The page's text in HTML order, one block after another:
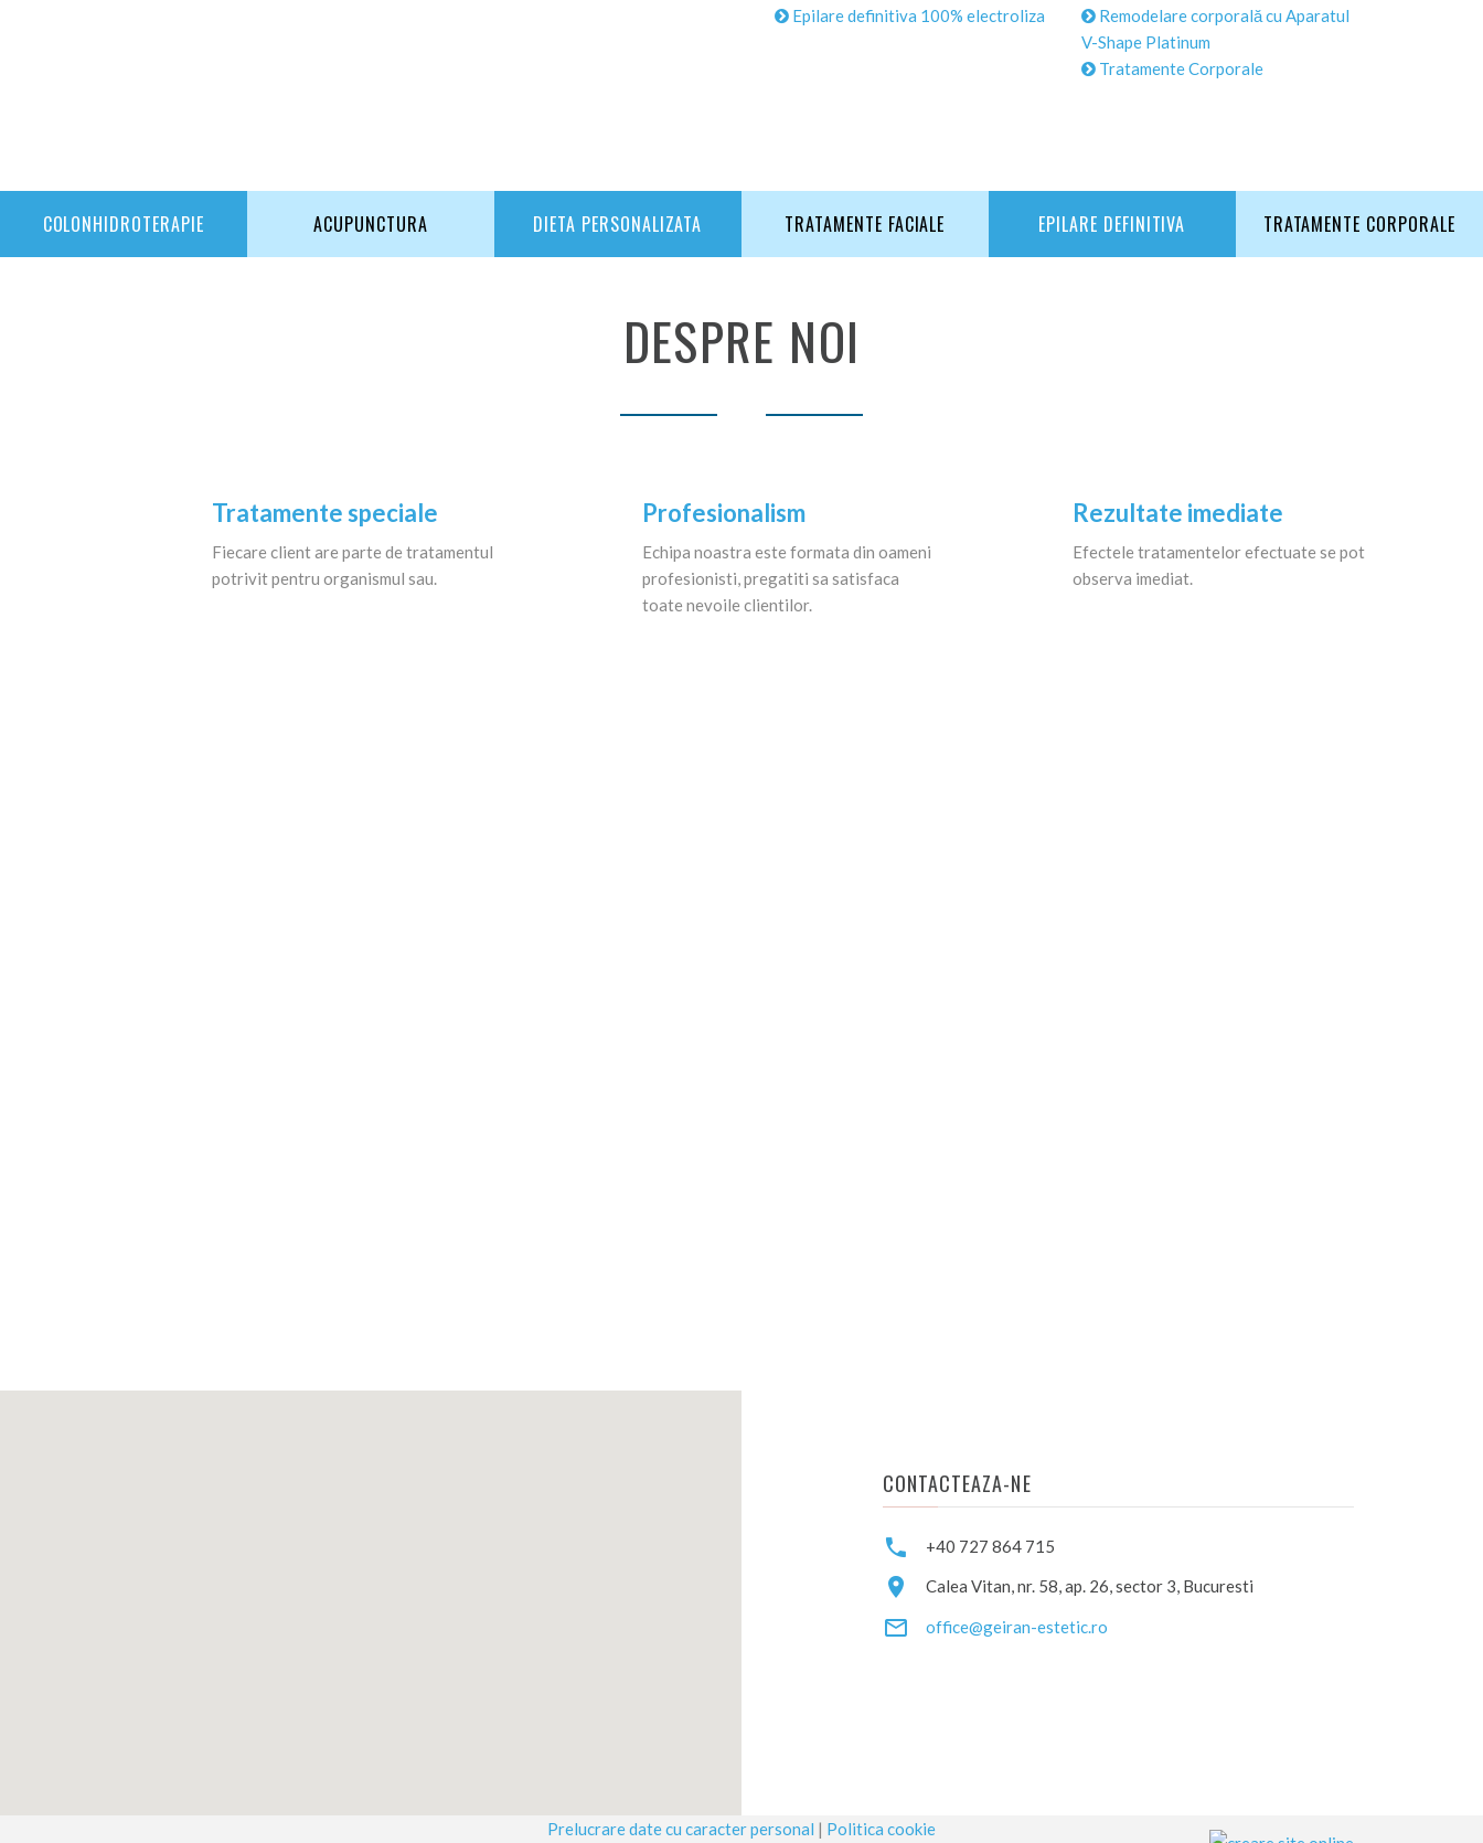
Epilare definitiva 100% electroliza
Remodelare corporală cu Aparatul
V-Shape Platinum
Tratamente Corporale
COLONHIDROTERAPIE ACUPUNCTURA DIETA PERSONALIZATA TRATAMENTE FACIALE EPILARE DEFINITIVA TRATAMENTE CORPORALE
DESPRE NOI
Tratamente speciale
Fiecare client are parte de tratamentul
potrivit pentru organismul sau.
Profesionalism
Echipa noastra este formata din oameni
profesionisti, pregatiti sa satisfaca
toate nevoile clientilor.
Rezultate imediate
Efectele tratamentelor efectuate se pot
observa imediat.
CONTACTEAZA-NE
+40 727 864 715
Calea Vitan, nr. 58, ap. 26, sector 3, Bucuresti
office@geiran-estetic.ro
Prelucrare date cu caracter personal | Politica cookie